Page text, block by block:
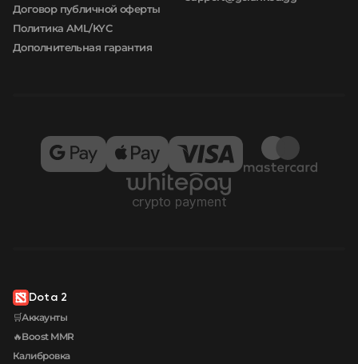
Договор публичной оферты
Политика AML/KYC
Дополнительная гарантия
Dota 2
🛒Аккаунты
🔥Boost MMR
Калибровка